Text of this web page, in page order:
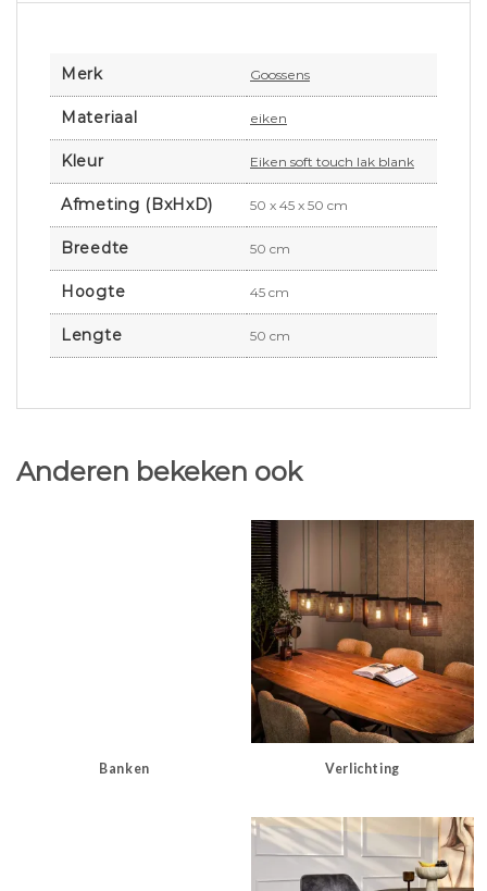
Merk Goossens
Materiaal eiken
Kleur Eiken soft touch lak blank
Afmeting (BxHxD) 50 x 45 x 50 cm
Breedte 50 cm
Hoogte 45 cm
Lengte 50 cm
Anderen bekeken ook
Banken Verlichting